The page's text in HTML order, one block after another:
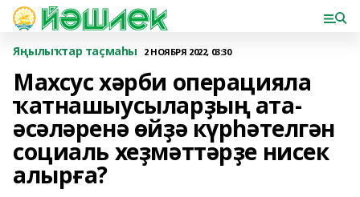
Яңылыҡтар таҫмаһы 2 НОЯБРЯ 2022, 03:30
Махсус хәрби операцияла
ҡатнашыусыларҙың ата-
әсәләренә өйҙә күрһәтелгән
социаль хеҙмәттәрҙе нисек
алырға?